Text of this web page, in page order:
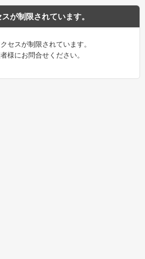
が制限されています。
セスが制限されています。
様にお問合せください。